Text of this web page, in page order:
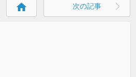
home 次の記事